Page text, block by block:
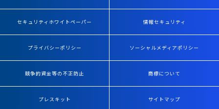
セキュリティホワイトペーパー 情報セキュリティ
プライバシーポリシー ソーシャルメディアポリシー
競争的資金等の不正防止 商標について
プレスキット サイトマップ